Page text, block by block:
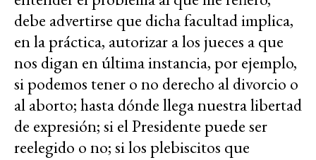
debe advertirse que dicha facultad implica,
en la práctica, autorizar a los jueces a que
nos digan en última instancia, por ejemplo,
si podemos tener o no derecho al divorcio o
al aborto; hasta dónde llega nuestra libertad
de expresión; si el Presidente puede ser
reelegido o no; si los plebiscitos que